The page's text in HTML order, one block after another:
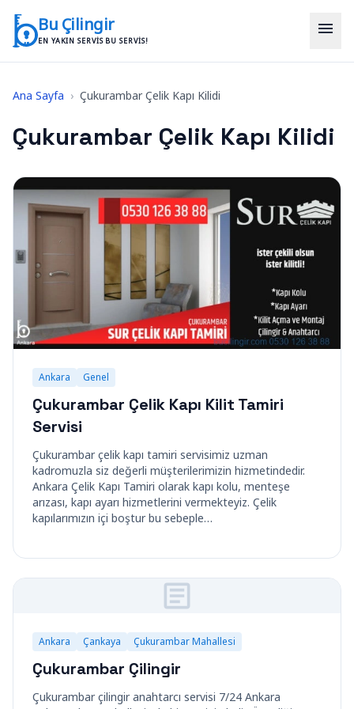
Bu Çilingir
EN YAKIN SERVIS BU SERVIS!
menu
Ana Sayfa › Çukurambar Çelik Kapı Kilidi
Çukurambar Çelik Kapı Kilidi
Ankara Genel
Çukurambar Çelik Kapı Kilit Tamiri
Servisi
Çukurambar çelik kapı tamiri servisimiz uzman
kadromuzla siz değerli müşterilerimizin hizmetindedir.
Ankara Çelik Kapı Tamiri olarak kapı kolu, menteşe
arızası, kapı ayarı hizmetlerini vermekteyiz. Çelik
kapılarımızın içi boştur bu sebeple…
Ankara Çankaya Çukurambar Mahallesi
Çukurambar Çilingir
Çukurambar çilingir anahtarcı servisi 7/24 Ankara